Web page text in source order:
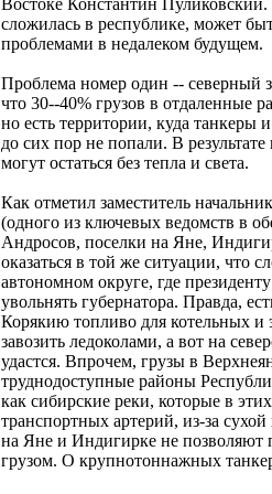
Востоке Константин
сложилась в республике, может
проблемами в недалеком будущем.
Проблема номер один -- северный
что 30--40% грузов в отдаленные
но есть территории, куда
до сих пор не попали. В
могут остаться без тепла и света.
Как отметил заместитель
(одного из ключевых ведомств в
Андросов, поселки на Яне,
оказаться в той же ситуации, что
автономном округе, где
увольнять губернатора. Правда,
Корякию топливо для котельных
завозить ледоколами, а вот на
удастся. Впрочем, грузы в
труднодоступные районы
как сибирские реки, которые в
транспортных артерий, из-за
на Яне и Индигирке не позволяют
грузом. О крупнотоннажных